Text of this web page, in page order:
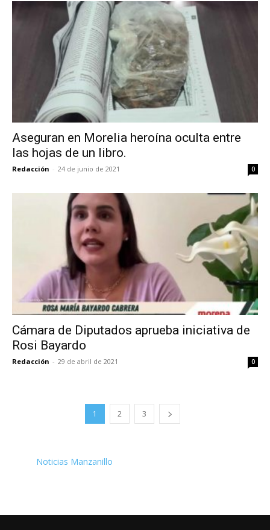
Aseguran en Morelia heroína oculta entre
las hojas de un libro.
Redacción - 24 de junio de 2021 0
Cámara de Diputados aprueba iniciativa de
Rosi Bayardo
Redacción - 29 de abril de 2021 0
1 2 3
Noticias Manzanillo